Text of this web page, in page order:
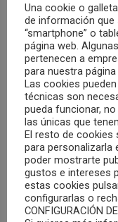
Entre los temas
distintas
colectivos que
fomentar hábitos
incentivar los
Por parte del
libres de ruido,
silencio, para
personas y a sus
Otras entidades
Una cookie o
de información que
“smartphone” o
página web.
pertenecen a
para nuestra página
Las cookies
técnicas son
pueda funcionar,
las únicas que
El resto de cookies
para personalizarla
poder mostrarte
gustos e intereses
estas cookies
configurarlas o
CONFIGURACIÓN